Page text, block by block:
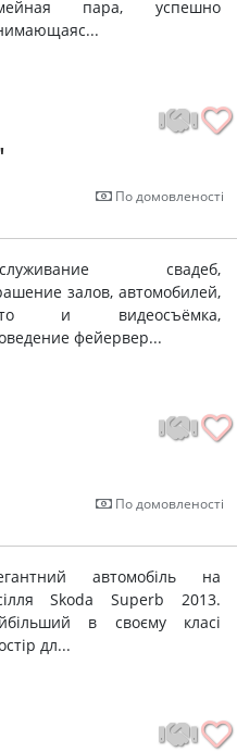
пара, успешно
По домовленості
свадеб,
залов, автомобилей,
и видеосъёмка,
фейервер...
По домовленості
автомобіль на
Skoda Superb 2013.
в своєму класі
дл...